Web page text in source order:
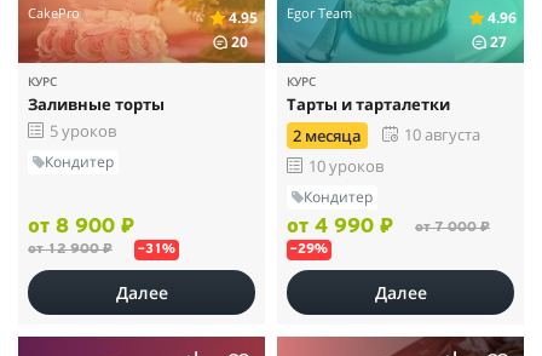
CakePro
4.95
20
КУРС
Заливные торты
5 уроков
Кондитер
от 8 900 ₽
от 12 900 ₽ –31%
Далее
Egor Team
4.96
27
КУРС
Тарты и тарталетки
2 месяца
10 августа
10 уроков
Кондитер
от 4 990 ₽ от 7 000 ₽
–29%
Далее